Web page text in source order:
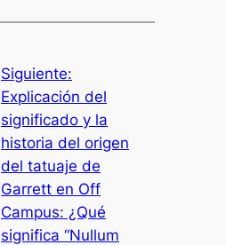
Siguiente:
Explicación del
significado y la
historia del origen
del tatuaje de
Garrett en Off
Campus: ¿Qué
significa “Nullum